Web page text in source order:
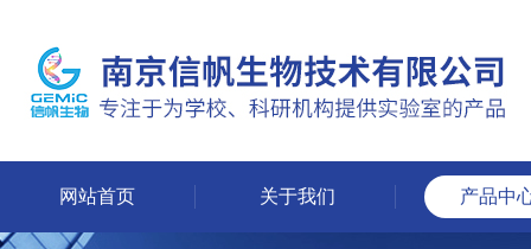
网站首页 关于我们 产品中